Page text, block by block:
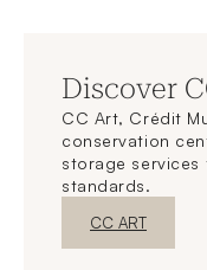
Discover
CC Art, Crédit
conservation
storage services
standards.
New
CC ART